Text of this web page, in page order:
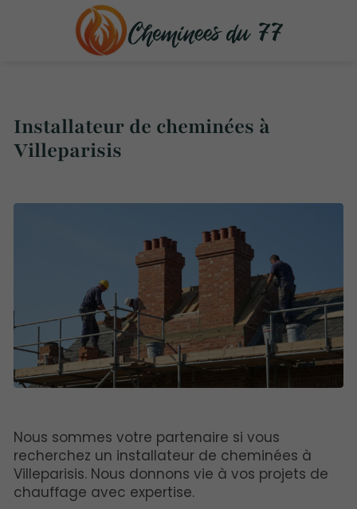
Installateur de cheminées à
Villeparisis
Nous sommes votre partenaire si vous
recherchez un installateur de cheminées à
Villeparisis. Nous donnons vie à vos projets de
chauffage avec expertise.